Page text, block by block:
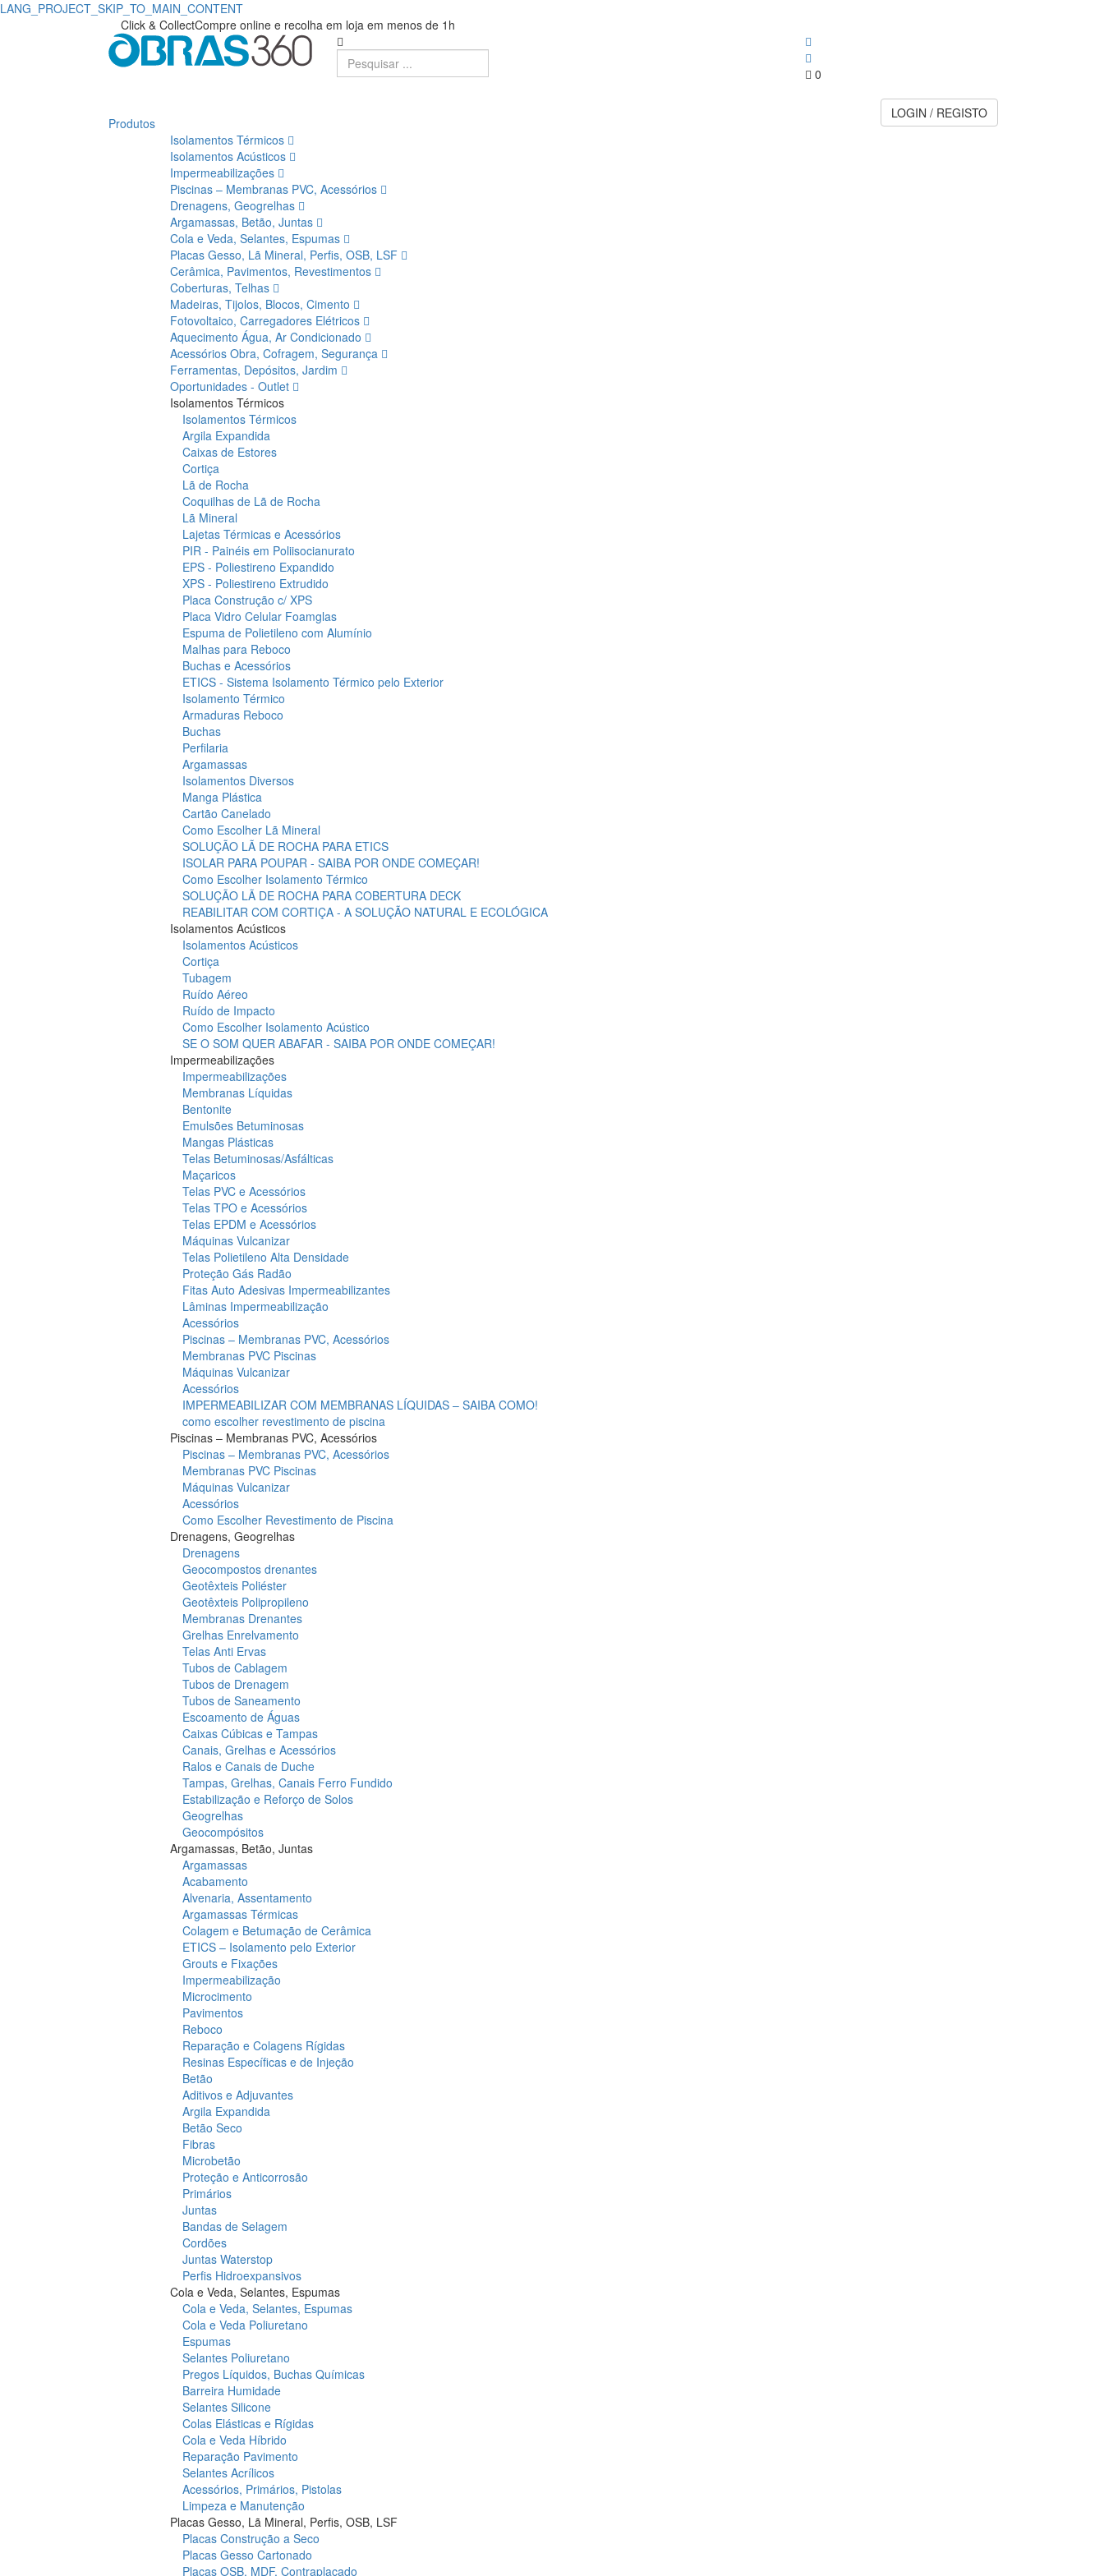
LANG_PROJECT_SKIP_TO_MAIN_CONTENT
Click & CollectCompre online e recolha em loja em menos de 1h
0
Produtos
Isolamentos Térmicos
Isolamentos Acústicos
Impermeabilizações
Piscinas – Membranas PVC, Acessórios
Drenagens, Geogrelhas
Argamassas, Betão, Juntas
Cola e Veda, Selantes, Espumas
Placas Gesso, Lã Mineral, Perfis, OSB, LSF
Cerâmica, Pavimentos, Revestimentos
Coberturas, Telhas
Madeiras, Tijolos, Blocos, Cimento
Fotovoltaico, Carregadores Elétricos
Aquecimento Água, Ar Condicionado
Acessórios Obra, Cofragem, Segurança
Ferramentas, Depósitos, Jardim
Oportunidades - Outlet
Isolamentos Térmicos
Isolamentos Térmicos
Argila Expandida
Caixas de Estores
Cortiça
Lã de Rocha
Coquilhas de Lã de Rocha
Lã Mineral
Lajetas Térmicas e Acessórios
PIR - Painéis em Poliisocianurato
EPS - Poliestireno Expandido
XPS - Poliestireno Extrudido
Placa Construção c/ XPS
Placa Vidro Celular Foamglas
Espuma de Polietileno com Alumínio
Malhas para Reboco
Buchas e Acessórios
ETICS - Sistema Isolamento Térmico pelo Exterior
Isolamento Térmico
Armaduras Reboco
Buchas
Perfilaria
Argamassas
Isolamentos Diversos
Manga Plástica
Cartão Canelado
Como Escolher Lã Mineral
SOLUÇÃO LÃ DE ROCHA PARA ETICS
ISOLAR PARA POUPAR - SAIBA POR ONDE COMEÇAR!
Como Escolher Isolamento Térmico
SOLUÇÃO LÃ DE ROCHA PARA COBERTURA DECK
REABILITAR COM CORTIÇA - A SOLUÇÃO NATURAL E ECOLÓGICA
Isolamentos Acústicos
Isolamentos Acústicos
Cortiça
Tubagem
Ruído Aéreo
Ruído de Impacto
Como Escolher Isolamento Acústico
SE O SOM QUER ABAFAR - SAIBA POR ONDE COMEÇAR!
Impermeabilizações
Impermeabilizações
Membranas Líquidas
Bentonite
Emulsões Betuminosas
Mangas Plásticas
Telas Betuminosas/Asfálticas
Maçaricos
Telas PVC e Acessórios
Telas TPO e Acessórios
Telas EPDM e Acessórios
Máquinas Vulcanizar
Telas Polietileno Alta Densidade
Proteção Gás Radão
Fitas Auto Adesivas Impermeabilizantes
Lâminas Impermeabilização
Acessórios
Piscinas – Membranas PVC, Acessórios
Membranas PVC Piscinas
Máquinas Vulcanizar
Acessórios
IMPERMEABILIZAR COM MEMBRANAS LÍQUIDAS – SAIBA COMO!
como escolher revestimento de piscina
Piscinas – Membranas PVC, Acessórios
Piscinas – Membranas PVC, Acessórios
Membranas PVC Piscinas
Máquinas Vulcanizar
Acessórios
Como Escolher Revestimento de Piscina
Drenagens, Geogrelhas
Drenagens
Geocompostos drenantes
Geotêxteis Poliéster
Geotêxteis Polipropileno
Membranas Drenantes
Grelhas Enrelvamento
Telas Anti Ervas
Tubos de Cablagem
Tubos de Drenagem
Tubos de Saneamento
Escoamento de Águas
Caixas Cúbicas e Tampas
Canais, Grelhas e Acessórios
Ralos e Canais de Duche
Tampas, Grelhas, Canais Ferro Fundido
Estabilização e Reforço de Solos
Geogrelhas
Geocompósitos
Argamassas, Betão, Juntas
Argamassas
Acabamento
Alvenaria, Assentamento
Argamassas Térmicas
Colagem e Betumação de Cerâmica
ETICS – Isolamento pelo Exterior
Grouts e Fixações
Impermeabilização
Microcimento
Pavimentos
Reboco
Reparação e Colagens Rígidas
Resinas Específicas e de Injeção
Betão
Aditivos e Adjuvantes
Argila Expandida
Betão Seco
Fibras
Microbetão
Proteção e Anticorrosão
Primários
Juntas
Bandas de Selagem
Cordões
Juntas Waterstop
Perfis Hidroexpansivos
Cola e Veda, Selantes, Espumas
Cola e Veda, Selantes, Espumas
Cola e Veda Poliuretano
Espumas
Selantes Poliuretano
Pregos Líquidos, Buchas Químicas
Barreira Humidade
Selantes Silicone
Colas Elásticas e Rígidas
Cola e Veda Híbrido
Reparação Pavimento
Selantes Acrílicos
Acessórios, Primários, Pistolas
Limpeza e Manutenção
Placas Gesso, Lã Mineral, Perfis, OSB, LSF
Placas Construção a Seco
Placas Gesso Cartonado
Placas OSB, MDF, Contraplacado
LOGIN / REGISTO